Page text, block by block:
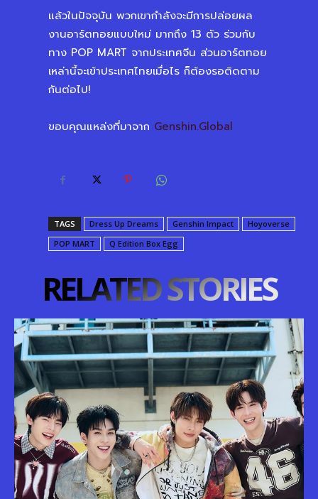
แล้วในปัจจุบัน พวกเขากำลังจะมีการปล่อยผล
งานอาร์ตทอยแบบใหม่ มากถึง 13 ตัว ร่วมกับ
ทาง POP MART จากประเทศจีน ส่วนอาร์ตทอย
เหล่านี้จะเข้าประเทศไทยเมื่อไร ก็ต้องรอติดตาม
กันต่อไป!
ขอบคุณแหล่งที่มาจาก Genshin.Global
TAGS Dress Up Dreams Genshin Impact
Hoyoverse
POP MART
Q Edition Box Egg
RELATED STORIES